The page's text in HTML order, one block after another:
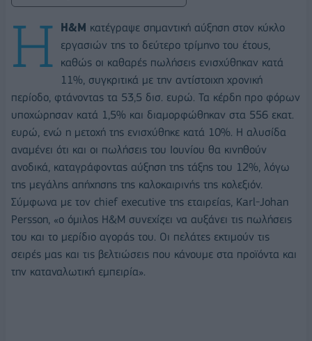
H H&M κατέγραψε σημαντική αύξηση στον κύκλο
εργασιών της το δεύτερο τρίμηνο του έτους,
καθώς οι καθαρές πωλήσεις ενισχύθηκαν κατά
11%, συγκριτικά με την αντίστοιχη χρονική
περίοδο, φτάνοντας τα 53,5 δισ. ευρώ. Τα κέρδη προ φόρων
υποχώρησαν κατά 1,5% και διαμορφώθηκαν στα 556 εκατ.
ευρώ, ενώ η μετοχή της ενισχύθηκε κατά 10%. Η αλυσίδα
αναμένει ότι και οι πωλήσεις του Ιουνίου θα κινηθούν
ανοδικά, καταγράφοντας αύξηση της τάξης του 12%, λόγω
της μεγάλης απήχησης της καλοκαιρινής της κολεξιόν.
Σύμφωνα με τον chief executive της εταιρείας, Karl-Johan
Persson, «ο όμιλος Η&Μ συνεχίζει να αυξάνει τις πωλήσεις
του και το μερίδιο αγοράς του. Οι πελάτες εκτιμούν τις
σειρές μας και τις βελτιώσεις που κάνουμε στα προϊόντα και
την καταναλωτική εμπειρία».